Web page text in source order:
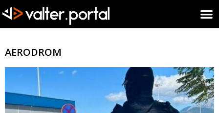
AERODROM